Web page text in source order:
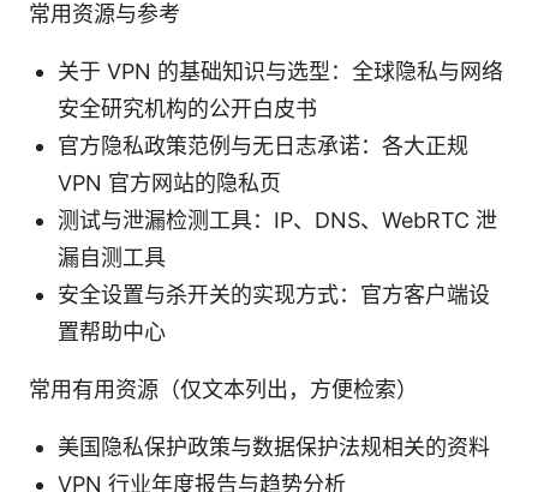
常用资源与参考
关于 VPN 的基础知识与选型：全球隐私与网络
安全研究机构的公开白皮书
官方隐私政策范例与无日志承诺：各大正规
VPN 官方网站的隐私页
测试与泄漏检测工具：IP、DNS、WebRTC 泄
漏自测工具
安全设置与杀开关的实现方式：官方客户端设
置帮助中心
常用有用资源（仅文本列出，方便检索）
美国隐私保护政策与数据保护法规相关的资料
VPN 行业年度报告与趋势分析